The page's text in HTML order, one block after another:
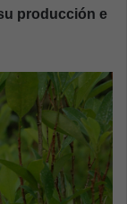
producción e